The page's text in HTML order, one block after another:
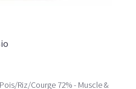
Riz/Courge 72% - Muscle &